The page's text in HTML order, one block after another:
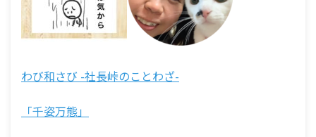
わび和さび -社長峠のことわざ-
「千姿万態」